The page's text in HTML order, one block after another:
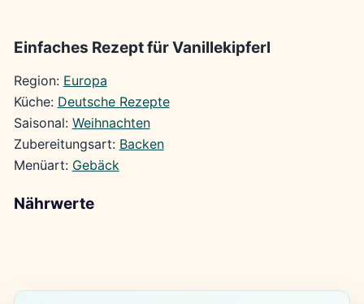
Einfaches Rezept für Vanillekipferl
Region: Europa
Küche: Deutsche Rezepte
Saisonal: Weihnachten
Zubereitungsart: Backen
Menüart: Gebäck
Nährwerte